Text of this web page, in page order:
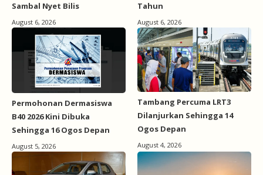
Sambal Nyet Bilis
August 6, 2026
Tahun
August 6, 2026
Permohonan Dermasiswa
B40 2026 Kini Dibuka
Sehingga 16 Ogos Depan
August 5, 2026
Tambang Percuma LRT3
Dilanjurkan Sehingga 14
Ogos Depan
August 4, 2026